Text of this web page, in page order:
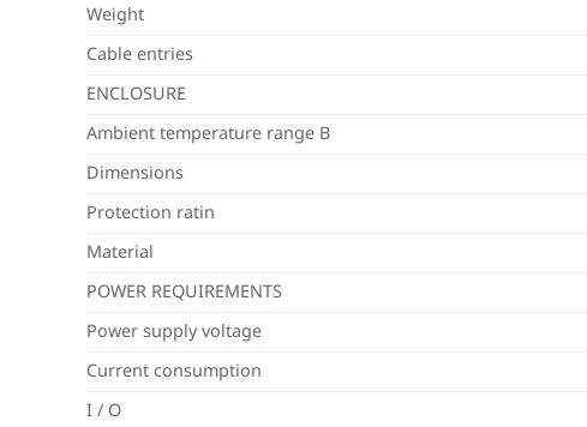
Weight
Cable entries
ENCLOSURE
Ambient temperature range B
Dimensions
Protection ratin
Material
POWER REQUIREMENTS
Power supply voltage
Current consumption
I / O